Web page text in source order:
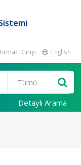
Girişi English
Detaylı Arama